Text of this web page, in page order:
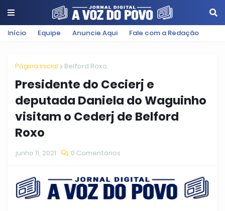
Início Equipe Anuncie Aqui Fale com a Redação
Página inicial Belford Roxo.
Presidente do Cecierj e
deputada Daniela do Waguinho
visitam o Cederj de Belford
Roxo
junho 11, 2021 0 Comentários